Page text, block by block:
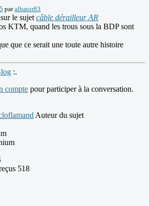
paralbator83
sur le sujet câble dérailleur AR
KTM, quand les trous sous la BDP sont
que ce serait une toute autre histoire
:.
compte pour participer à la conversation.
Auteur du sujet
518